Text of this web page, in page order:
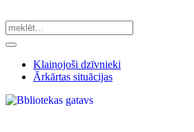
Klaiņojoši dzīvnieki
Ārkārtas situācijas